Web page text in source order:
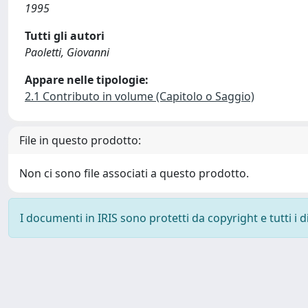
1995
Tutti gli autori
Paoletti, Giovanni
Appare nelle tipologie:
2.1 Contributo in volume (Capitolo o Saggio)
File in questo prodotto:
Non ci sono file associati a questo prodotto.
I documenti in IRIS sono protetti da copyright e tutti i